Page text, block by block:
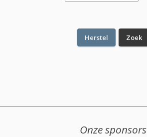
Onze sponsors